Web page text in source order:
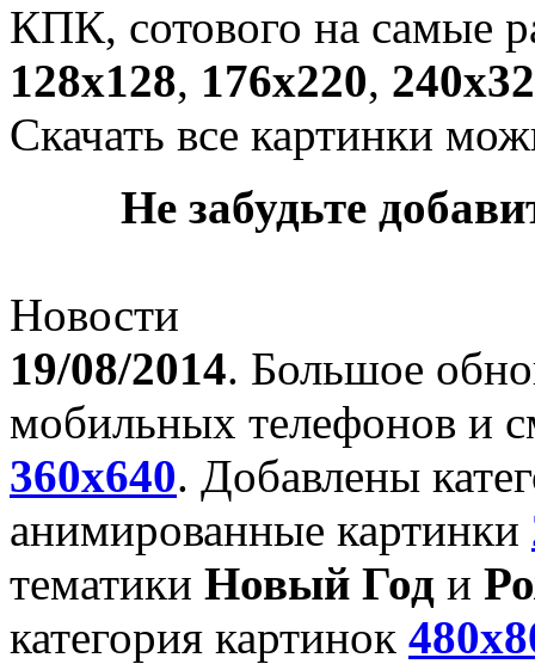
КПК, сотового на самые
128х128, 176х220,
Скачать все картинки
Не забудьте
Новости
19/08/2014. Большое
мобильных телефонов и
360x640. Добавлены
анимированные картинки
тематики Новый Год и
категория картинок